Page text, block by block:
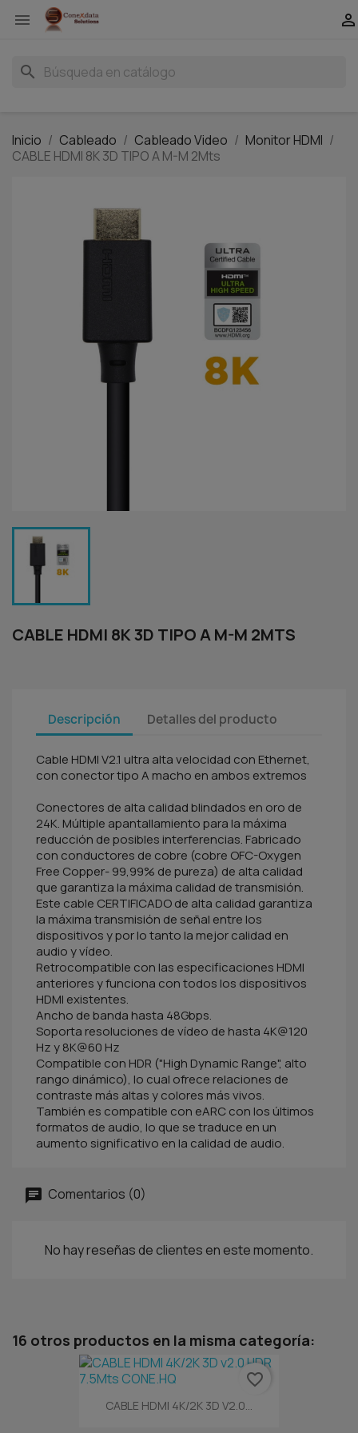
 
search
Inicio Cableado Cableado Video
Monitor HDMI
CABLE HDMI 8K 3D TIPO A M-M 2Mts
CABLE HDMI 8K 3D TIPO A M-M 2MTS
Descripción Detalles del producto
Cable HDMI V2.1 ultra alta velocidad con Ethernet,
con conector tipo A macho en ambos extremos
Conectores de alta calidad blindados en oro de
24K. Múltiple apantallamiento para la máxima
reducción de posibles interferencias. Fabricado
con conductores de cobre (cobre OFC-Oxygen
Free Copper- 99,99% de pureza) de alta calidad
que garantiza la máxima calidad de transmisión.
Este cable CERTIFICADO de alta calidad garantiza
la máxima transmisión de señal entre los
dispositivos y por lo tanto la mejor calidad en
audio y vídeo.
Retrocompatible con las especificaciones HDMI
anteriores y funciona con todos los dispositivos
HDMI existentes.
Ancho de banda hasta 48Gbps.
Soporta resoluciones de vídeo de hasta 4K@120
Hz y 8K@60 Hz
Compatible con HDR ("High Dynamic Range", alto
rango dinámico), lo cual ofrece relaciones de
contraste más altas y colores más vivos.
También es compatible con eARC con los últimos
formatos de audio, lo que se traduce en un
aumento significativo en la calidad de audio.
Comentarios (0)
No hay reseñas de clientes en este momento.
16 otros productos en la misma categoría:
CABLE HDMI 4K/2K 3D V2.0...
favorite_border